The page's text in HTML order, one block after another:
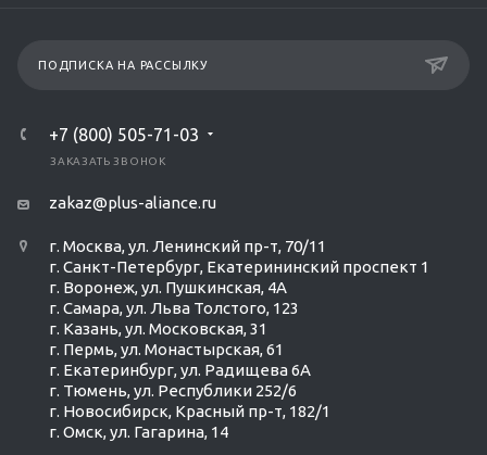
ПОДПИСКА НА РАССЫЛКУ
+7 (800) 505-71-03
ЗАКАЗАТЬ ЗВОНОК
zakaz@plus-aliance.ru
г. Москва, ул. Ленинский пр-т, 70/11
г. Санкт-Петербург, Екатерининский проспект 1
г. Воронеж, ул. Пушкинская, 4А
г. Самара, ул. Льва Толстого, 123
г. Казань, ул. Московская, 31
г. Пермь, ул. Монастырская, 61
г. Екатеринбург, ул. Радищева 6А
г. Тюмень, ул. Республики 252/6
г. Новосибирск, Красный пр-т, 182/1
г. Омск, ул. ​Гагарина, 14